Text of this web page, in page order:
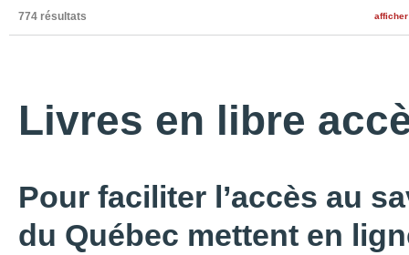
774 résultats afficher
Livres en libre
Pour faciliter l’accès au
du Québec mettent en